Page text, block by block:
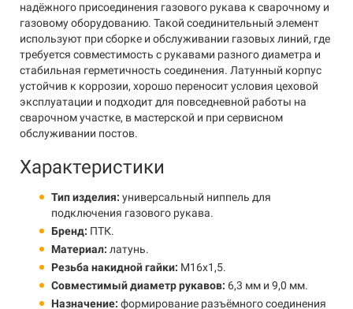
надёжного присоединения газового рукава к сварочному и
газовому оборудованию. Такой соединительный элемент
используют при сборке и обслуживании газовых линий, где
требуется совместимость с рукавами разного диаметра и
стабильная герметичность соединения. Латунный корпус
устойчив к коррозии, хорошо переносит условия цеховой
эксплуатации и подходит для повседневной работы на
сварочном участке, в мастерской и при сервисном
обслуживании постов.
Характеристики
Тип изделия: универсальный ниппель для
подключения газового рукава.
Бренд: ПТК.
Материал: латунь.
Резьба накидной гайки: M16x1,5.
Совместимый диаметр рукавов: 6,3 мм и 9,0 мм.
Назначение: формирование разъёмного соединения